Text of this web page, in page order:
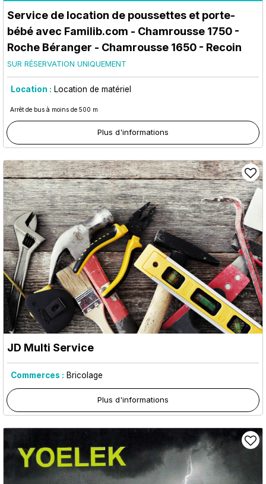
Service de location de poussettes et porte-
bébé avec Familib.com - Chamrousse 1750 -
Roche Béranger - Chamrousse 1650 - Recoin
SUR RÉSERVATION UNIQUEMENT
Location : Location de matériel
Arrêt de bus à moins de 500 m
Plus d'informations
JD Multi Service
Commerces : Bricolage
Plus d'informations